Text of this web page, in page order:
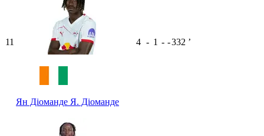
11
Ян Діоманде Я. Діоманде
4 - 1 - -332 ʼ